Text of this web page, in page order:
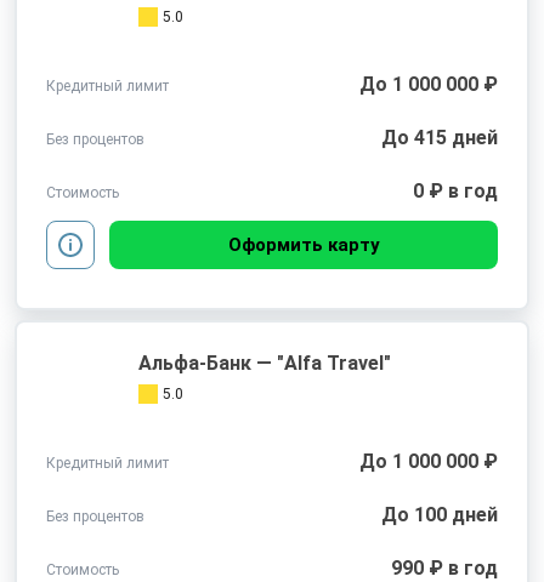
5.0
Кредитный лимит До 1 000 000 ₽
Без процентов До 415 дней
Стоимость 0 ₽ в год
Оформить карту
Альфа-Банк — "Alfa Travel"
5.0
Кредитный лимит До 1 000 000 ₽
Без процентов До 100 дней
Стоимость 990 ₽ в год